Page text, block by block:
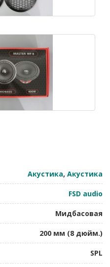
Акустика, Акустика
FSD audio
Мидбасовая
200 мм (8 дюйм.)
SPL